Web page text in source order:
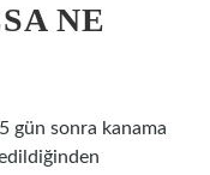
NE
gün sonra kanama